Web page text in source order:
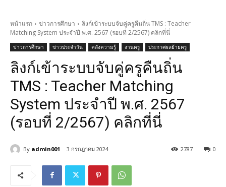
หน้าแรก ข่าวการศึกษา
ลิงก์เข้าระบบจับคู่ครูคืนถิ่น TMS : Teacher
Matching System ประจำปี พ.ศ. 2567 (รอบที่ 2/2567) คลิกที่นี่
ข่าวการศึกษา ข่าวประจำวัน คลังความรู้ งานครู ประกาศผลย้ายครู
ลิงก์เข้าระบบจับคู่ครูคืนถิ่น
TMS : Teacher Matching
System ประจำปี พ.ศ. 2567
(รอบที่ 2/2567) คลิกที่นี่
By admin001 3 กรกฎาคม 2024 0
2787